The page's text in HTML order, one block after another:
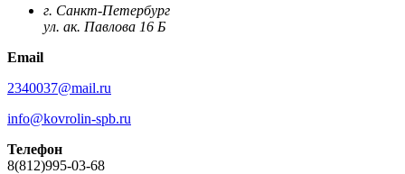
г. Санкт-Петербург
ул. ак. Павлова 16 Б
Email
2340037@mail.ru
info@kovrolin-spb.ru
Телефон
8(812)995-03-68